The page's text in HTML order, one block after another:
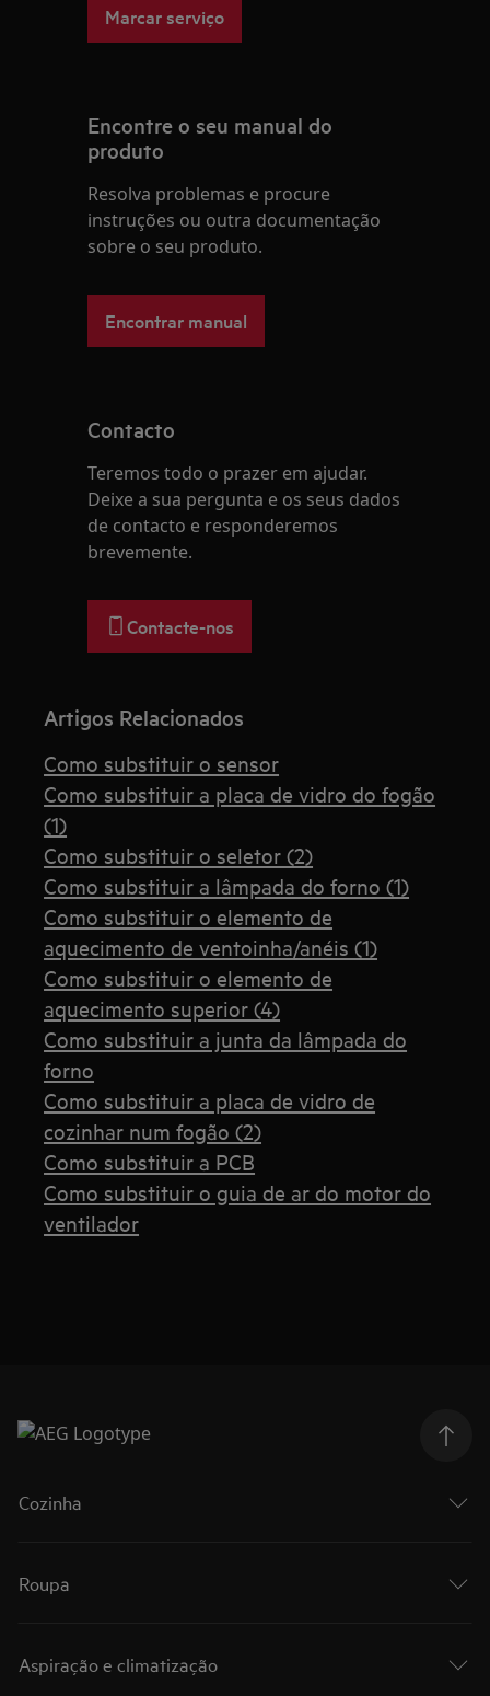
Marcar serviço
Encontre o seu manual do
produto
Resolva problemas e procure
instruções ou outra documentação
sobre o seu produto.
Encontrar manual
Contacto
Teremos todo o prazer em ajudar.
Deixe a sua pergunta e os seus dados
de contacto e responderemos
brevemente.
Contacte-nos
Artigos Relacionados
Como substituir o sensor
Como substituir a placa de vidro do fogão
(1)
Como substituir o seletor (2)
Como substituir a lâmpada do forno (1)
Como substituir o elemento de
aquecimento de ventoinha/anéis (1)
Como substituir o elemento de
aquecimento superior (4)
Como substituir a junta da lâmpada do
forno
Como substituir a placa de vidro de
cozinhar num fogão (2)
Como substituir a PCB
Como substituir o guia de ar do motor do
ventilador
Cozinha
Roupa
Aspiração e climatização